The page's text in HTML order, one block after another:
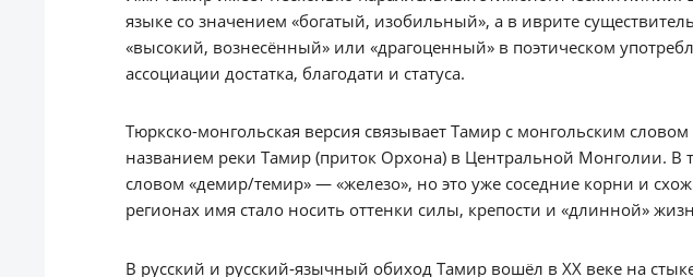
языке со значением «богатый, изобильный», а в иврите
«высокий, вознесённый» или «драгоценный» в поэтическом
ассоциации достатка, благодати и статуса.
Тюркско-монгольская версия связывает Тамир с монгольским
названием реки Тамир (приток Орхона) в Центральной Монголии. В
словом «демир/темир» — «железо», но это уже соседние корни и
регионах имя стало носить оттенки силы, крепости и «длинной»
В русский и русский‑язычный обиход Тамир вошёл в XX веке на